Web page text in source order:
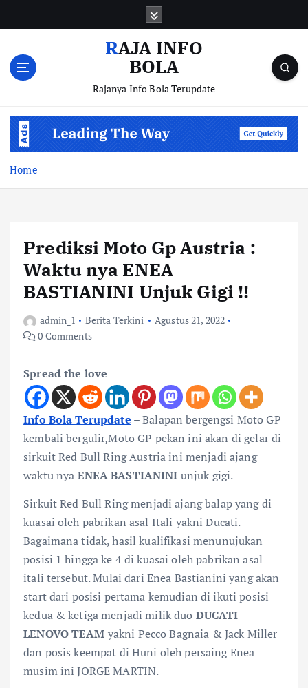
RAJA INFO
BOLA
Rajanya Info Bola Terupdate
Home
Prediksi Moto Gp Austria :
Waktu nya ENEA
BASTIANINI Unjuk Gigi !!
admin_1 Berita Terkini
Agustus 21, 2022
0 Comments
Spread the love
Info Bola Terupdate –Balapan bergengsi Moto GP
kembali bergulir,Moto GP pekan ini akan di gelar di
sirkuit Red Bull Ring Austria ini menjadi ajang
waktu nya ENEA BASTIANINI unjuk gigi.
Sirkuit Red Bull Ring menjadi ajang balap yang di
kuasai oleh pabrikan asal Itali yakni Ducati.
Bagaimana tidak, hasil kualifikasi menunujukan
posisi 1 hingga ke 4 di kuasai oleh pabrikan asal
itali tersebut. Mulai dari Enea Bastianini yang akan
start dari posisi pertama kemudian di ikuti posisi
kedua & ketiga menjadi milik duo DUCATI
LENOVO TEAM yakni Pecco Bagnaia & Jack Miller
dan posis keempat di Huni oleh persaing Enea
musim ini JORGE MARTIN.